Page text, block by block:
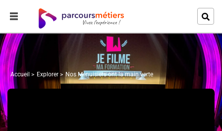
Accueil Explorer Nos Menuisiers ont la main verte